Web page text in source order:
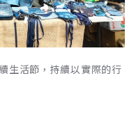
生活節，持續以實際的行